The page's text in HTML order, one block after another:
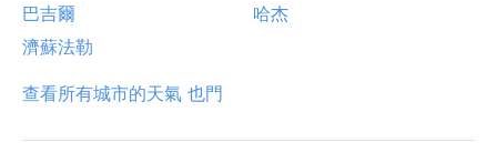
巴吉爾
哈杰
濟蘇法勒
查看所有城市的天氣 也門